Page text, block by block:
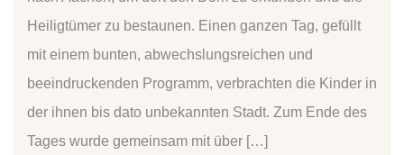
Heiligtümer zu bestaunen. Einen ganzen Tag, gefüllt
mit einem bunten, abwechslungsreichen und
beeindruckenden Programm, verbrachten die Kinder in
der ihnen bis dato unbekannten Stadt. Zum Ende des
Tages wurde gemeinsam mit über […]